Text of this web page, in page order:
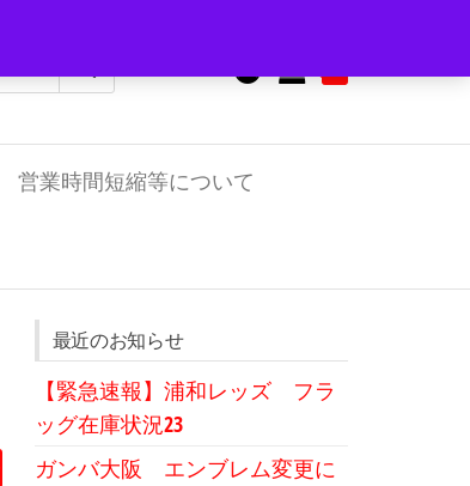
営業時間短縮等について
最近のお知らせ
【緊急速報】浦和レッズ フラ
ッグ在庫状況23
ガンバ大阪 エンブレム変更に